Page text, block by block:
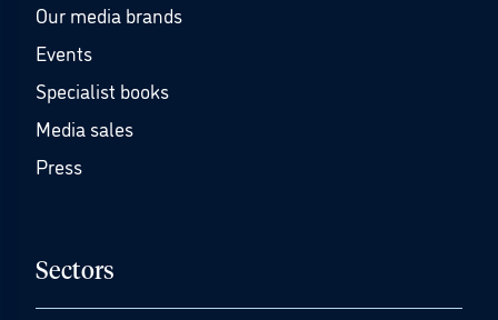
Our media brands
Events
Specialist books
Media sales
Press
Sectors